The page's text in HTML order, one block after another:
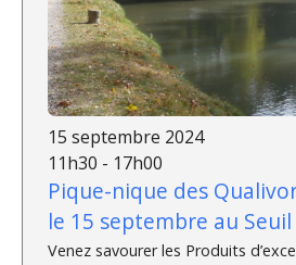
15 septembre 2024
11h30 - 17h00
Pique-nique des
le 15 septembre au
Venez savourer les Produits